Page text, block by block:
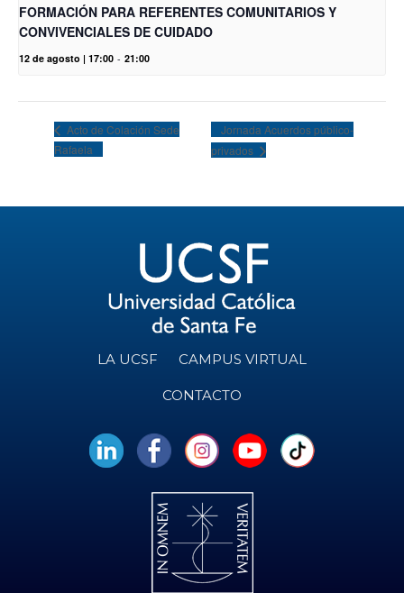
FORMACIÓN PARA REFERENTES COMUNITARIOS Y
CONVIVENCIALES DE CUIDADO
12 de agosto | 17:00 - 21:00
Acto de Colación Sede
Rafaela
Jornada Acuerdos público-
privados
LA UCSF CAMPUS VIRTUAL
CONTACTO